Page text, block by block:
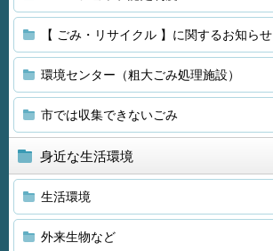
【 ごみ・リサイクル 】に関するお知らせ
環境センター（粗大ごみ処理施設）
市では収集できないごみ
身近な生活環境
生活環境
外来生物など